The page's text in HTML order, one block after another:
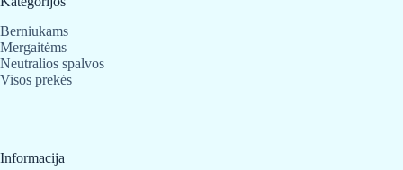
Berniukams
Mergaitėms
Neutralios spalvos
Visos prekės
Informacija